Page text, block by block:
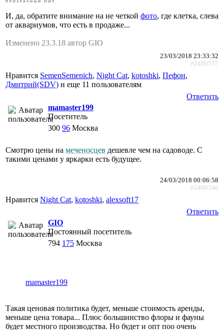
И, да, обратите внимание на не четкой фото, где клетка, слева
от аквариумов, что есть в продаже...
Изменено 23.3.18 автор GIO
23/03/2018 23:33:32
#2480537
Нравится SemenSemenich, Night Cat, kotoshki, Пефон,
Дмитрий(SDV) и еще 11 пользователям
Ответить
mamaster199
Посетитель
300 96 Москва
Смотрю цены на меченосцев дешевле чем на садоводе. С
такими ценами у яркарки есть будущее.
24/03/2018 00:06:58
#2480546
Нравится Night Cat, kotoshki, alexsoft17
Ответить
GIO
Постоянный посетитель
794 175 Москва
mamaster199
Такая ценовая политика будет, меньше стоимость аренды,
меньше цена товара... Плюс большинство флоры и фауны
будет местного производства. Но будет и опт поо очень